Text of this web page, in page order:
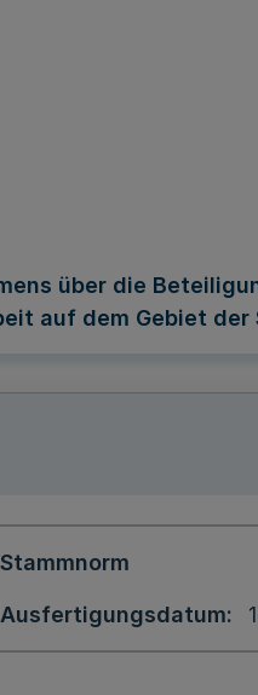
über die
auf dem Gebiet
Stammnorm
Ausfertigungsdatum